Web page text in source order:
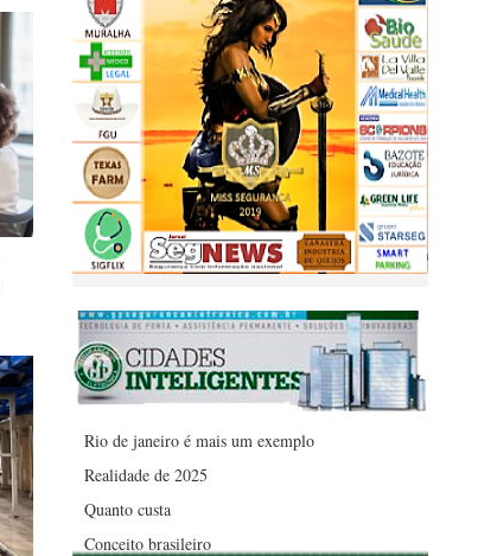
Rio de janeiro é mais um exemplo
Realidade de 2025
Quanto custa
Conceito brasileiro